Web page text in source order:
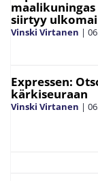
maalikuningas
siirtyy
Vinski Virtanen |
Expressen:
kärkiseuraan
Vinski Virtanen |